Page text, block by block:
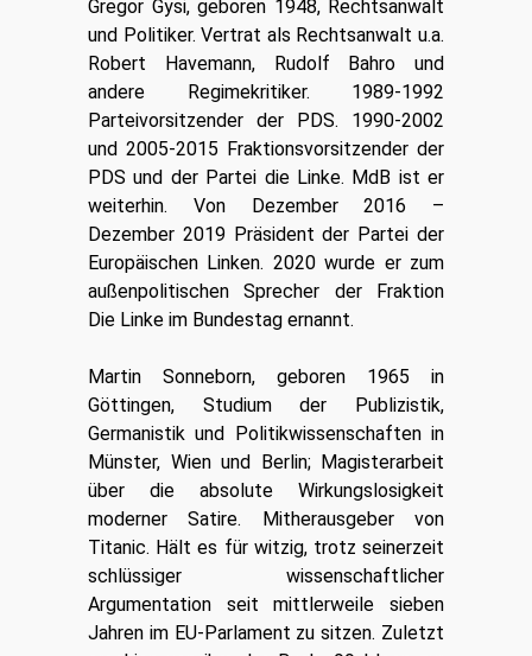
Gregor Gysi, geboren 1948, Rechtsanwalt
und Politiker. Vertrat als Rechtsanwalt u.a.
Robert Havemann, Rudolf Bahro und
andere Regimekritiker. 1989-1992
Parteivorsitzender der PDS. 1990-2002
und 2005-2015 Fraktionsvorsitzender der
PDS und der Partei die Linke. MdB ist er
weiterhin. Von Dezember 2016 –
Dezember 2019 Präsident der Partei der
Europäischen Linken. 2020 wurde er zum
außenpolitischen Sprecher der Fraktion
Die Linke im Bundestag ernannt.
Martin Sonneborn, geboren 1965 in
Göttingen, Studium der Publizistik,
Germanistik und Politikwissenschaften in
Münster, Wien und Berlin; Magisterarbeit
über die absolute Wirkungslosigkeit
moderner Satire. Mitherausgeber von
Titanic. Hält es für witzig, trotz seinerzeit
schlüssiger wissenschaftlicher
Argumentation seit mittlerweile sieben
Jahren im EU-Parlament zu sitzen. Zuletzt